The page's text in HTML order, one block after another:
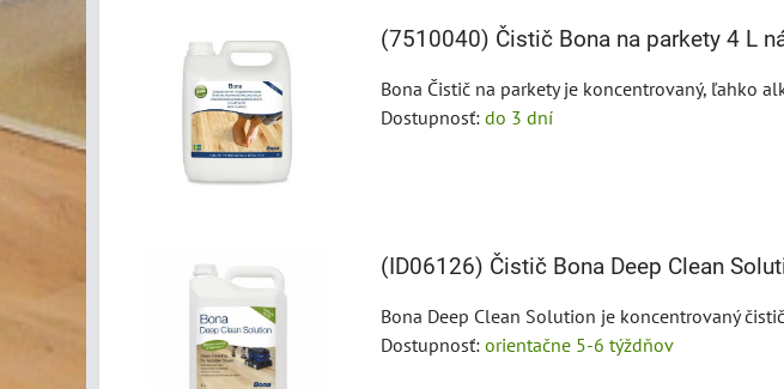
(7510040) Čistič Bona na parkety 4 L
Bona Čistič na parkety je koncentrovaný, ľahko
Dostupnosť: do 3 dní
(ID06126) Čistič Bona Deep Clean
Bona Deep Clean Solution je koncentrovaný
Dostupnosť: orientačne 5-6 týždňov